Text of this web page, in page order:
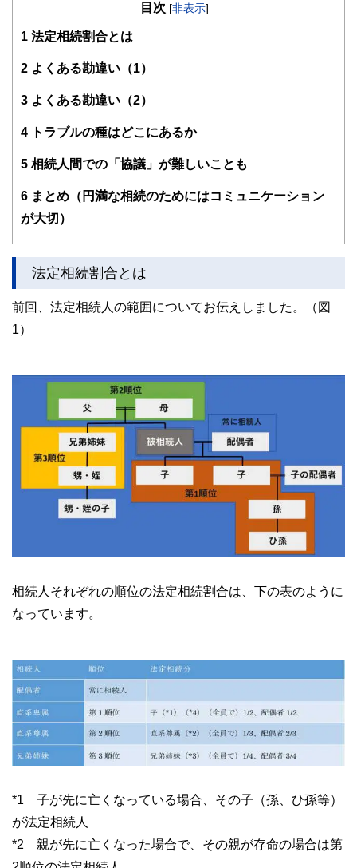
社での勤務経験を活かし、「マイホーム取得などの不動産仲
バイスを行っている。
西山ライフデザイン株式会社 HP
http://www.nishiyama-ld.com/
目次 [非表示]
1 法定相続割合とは
2 よくある勘違い（1）
3 よくある勘違い（2）
4 トラブルの種はどこにあるか
5 相続人間での「協議」が難しいことも
6 まとめ（円満な相続のためにはコミュニケーション
が大切）
法定相続割合とは
前回、法定相続人の範囲についてお伝えしました。（図
1）
相続人それぞれの順位の法定相続割合は、下の表のように
なっています。
*1 子が先に亡くなっている場合、その子（孫、ひ孫等）
が法定相続人
*2 親が先に亡くなった場合で、その親が存命の場合は第